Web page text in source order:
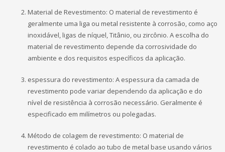
Material de Revestimento: O material de revestimento é
geralmente uma liga ou metal resistente à corrosão, como aço
inoxidável, ligas de níquel, Titânio, ou zircônio. A escolha do
material de revestimento depende da corrosividade do
ambiente e dos requisitos específicos da aplicação.
espessura do revestimento: A espessura da camada de
revestimento pode variar dependendo da aplicação e do
nível de resistência à corrosão necessário. Geralmente é
especificado em milímetros ou polegadas.
Método de colagem de revestimento: O material de
revestimento é colado ao tubo de metal base usando vários